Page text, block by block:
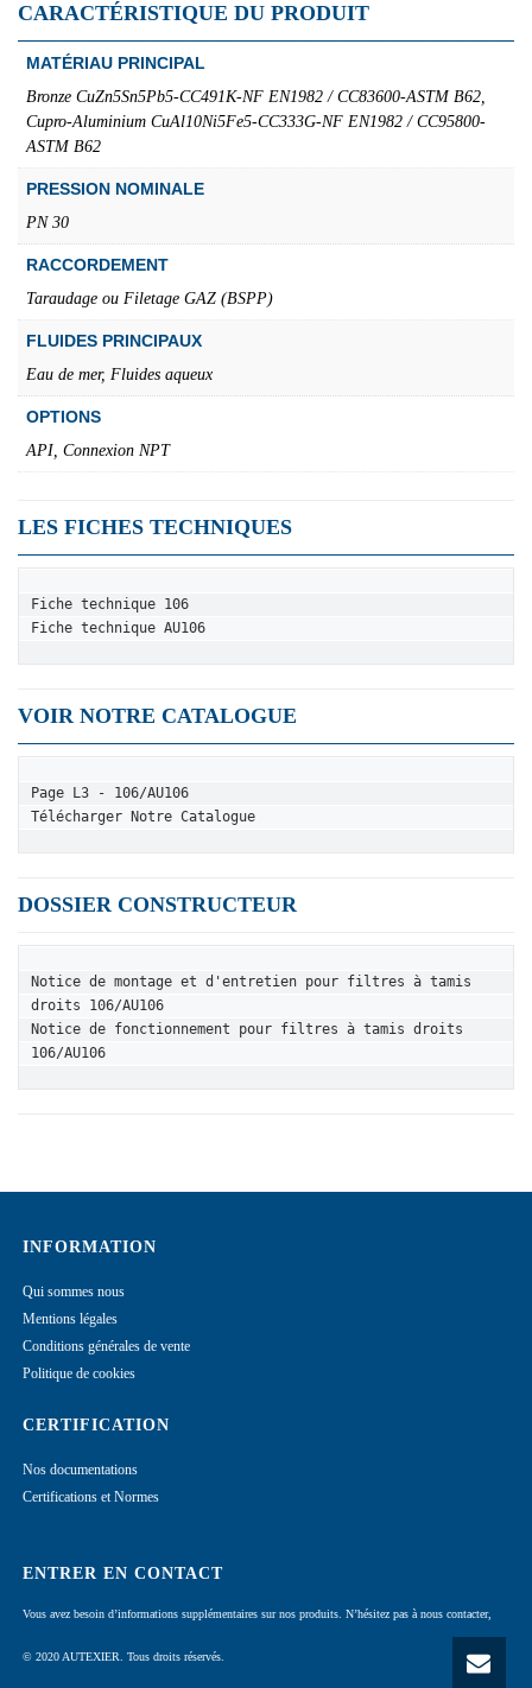
CARACTÉRISTIQUE DU PRODUIT
MATÉRIAU PRINCIPAL
Bronze CuZn5Sn5Pb5-CC491K-NF EN1982 / CC83600-ASTM B62,
Cupro-Aluminium CuAl10Ni5Fe5-CC333G-NF EN1982 / CC95800-
ASTM B62
PRESSION NOMINALE
PN 30
RACCORDEMENT
Taraudage ou Filetage GAZ (BSPP)
FLUIDES PRINCIPAUX
Eau de mer, Fluides aqueux
OPTIONS
API, Connexion NPT
LES FICHES TECHNIQUES
Fiche technique 106
Fiche technique AU106
VOIR NOTRE CATALOGUE
Page L3 - 106/AU106
Télécharger Notre Catalogue
DOSSIER CONSTRUCTEUR
Notice de montage et d'entretien pour filtres à tamis
droits 106/AU106
Notice de fonctionnement pour filtres à tamis droits
106/AU106
INFORMATION
Qui sommes nous
Mentions légales
Conditions générales de vente
Politique de cookies
CERTIFICATION
Nos documentations
Certifications et Normes
ENTRER EN CONTACT
Vous avez besoin d’informations supplémentaires sur nos produits. N’hésitez pas à nous contacter,
© 2020 AUTEXIER. Tous droits réservés.